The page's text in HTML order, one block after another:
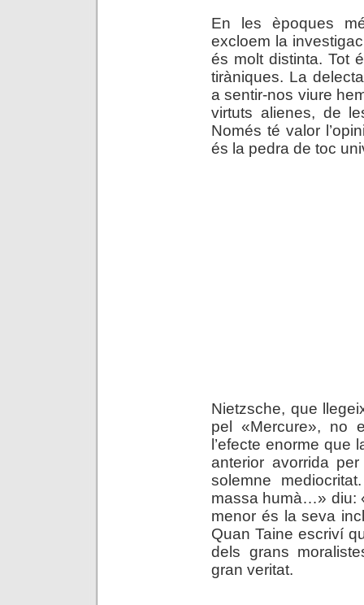
En les èpoques
excloem la
és molt distinta. Tot
tiràniques. La
a sentir-nos viure
virtuts alienes, de
Només té valor
és la pedra de toc
Nietzsche, que
pel «Mercure», no
l’efecte enorme que
anterior avorrida
solemne
massa humà…» diu:
menor és la seva
Quan Taine escriví
dels grans
gran veritat.